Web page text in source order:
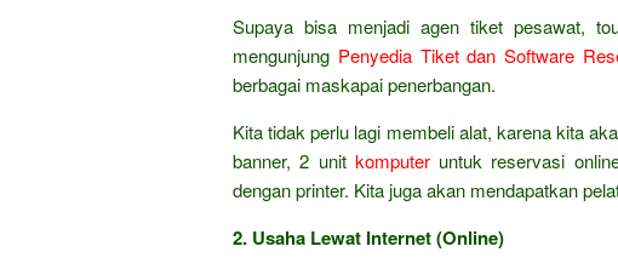
Supaya bisa menjadi agen tiket pesawat,
mengunjung Penyedia Tiket dan Software
berbagai maskapai penerbangan.
Kita tidak perlu lagi membeli alat, karena kita
banner, 2 unit komputeruntuk reservasi
dengan printer. Kita juga akan mendapatkan
2. Usaha Lewat Internet (Online)